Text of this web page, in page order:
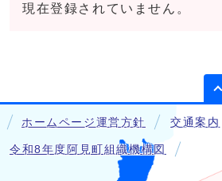
現在登録されていません。
ホームページ運営方針 交通案内
令和8年度阿見町組織機構図